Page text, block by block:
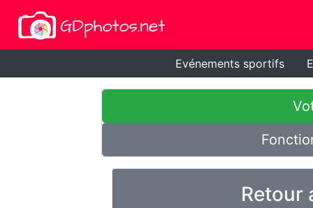
Evénements sportifs
Retour